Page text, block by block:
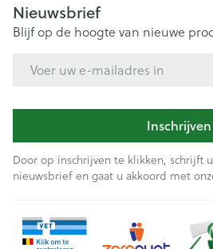
Nieuwsbrief
Blijf op de hoogte van nieuwe
Inschrijven
Door op inschrijven te klikken, schrijft
nieuwsbrief en gaat u akkoord met